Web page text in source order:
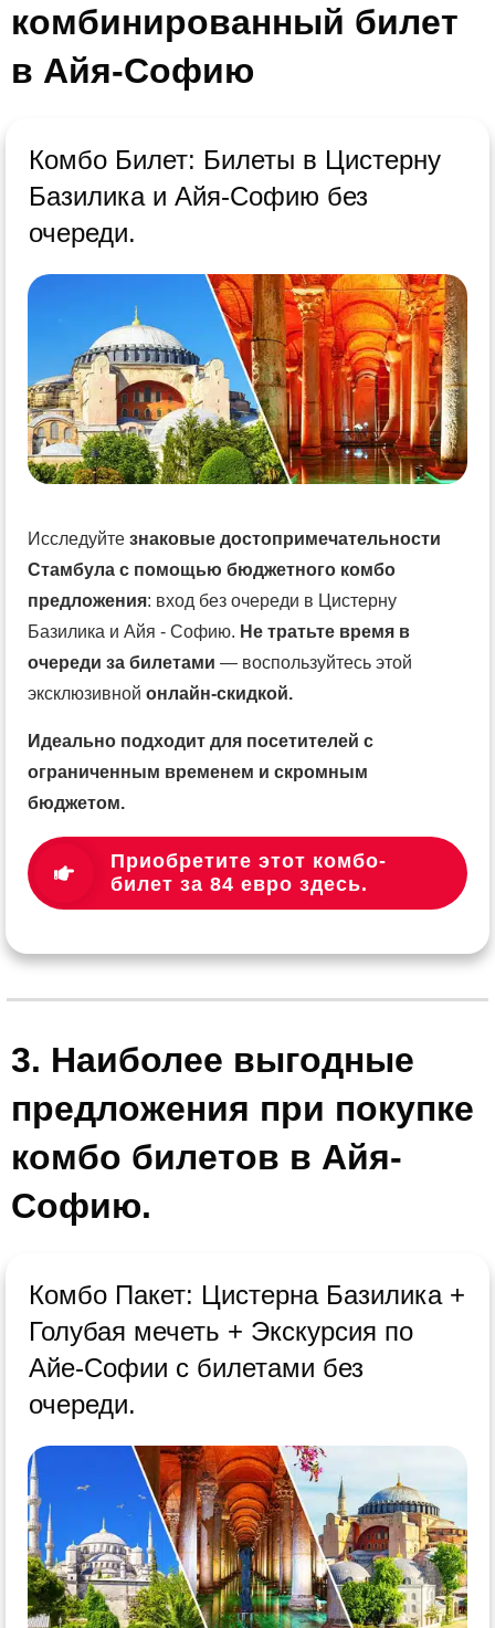
комбинированный билет
в Айя-Софию
Комбо Билет: Билеты в Цистерну
Базилика и Айя-Софию без
очереди.
Исследуйте знаковые достопримечательности
Стамбула с помощью бюджетного комбо
предложения: вход без очереди в Цистерну
Базилика и Айя - Софию. Не тратьте время в
очереди за билетами — воспользуйтесь этой
эксклюзивной онлайн-скидкой.
Идеально подходит для посетителей с
ограниченным временем и скромным
бюджетом.
Приобретите этот комбо-
билет за 84 евро здесь.
3. Наиболее выгодные
предложения при покупке
комбо билетов в Айя-
Софию.
Комбо Пакет: Цистерна Базилика +
Голубая мечеть + Экскурсия по
Айе-Софии с билетами без
очереди.